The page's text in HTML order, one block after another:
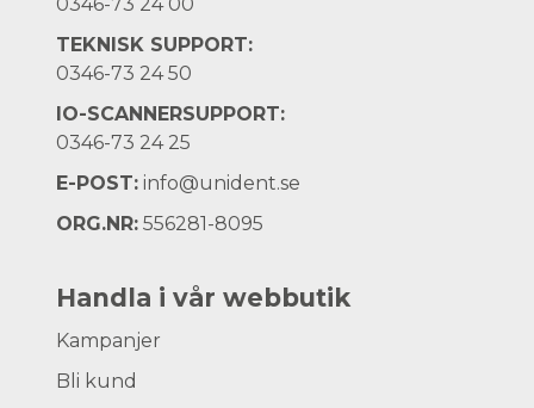
TEKNISK SUPPORT:
0346-73 24 50
IO-SCANNERSUPPORT:
0346-73 24 25
E-POST: info@unident.se
ORG.NR: 556281-8095
Handla i vår webbutik
Kampanjer
Bli kund